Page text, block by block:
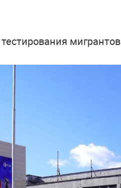
мигрантов